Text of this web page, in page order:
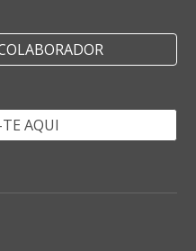
AQUI